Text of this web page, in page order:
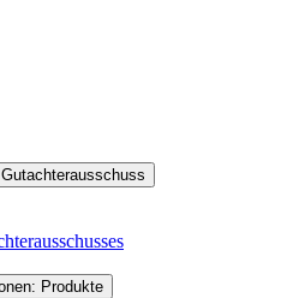
Produkte